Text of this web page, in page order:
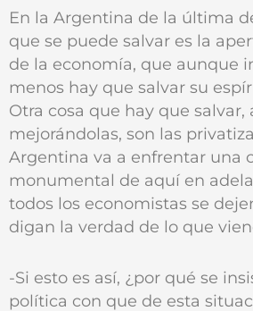
En la Argentina de la última
que se puede salvar es la
de la economía, que aunque
menos hay que salvar su
Otra cosa que hay que salvar,
mejorándolas, son las
Argentina va a enfrentar una
monumental de aquí en
todos los economistas se
digan la verdad de lo que
-Si esto es así, ¿por qué se
política con que de esta